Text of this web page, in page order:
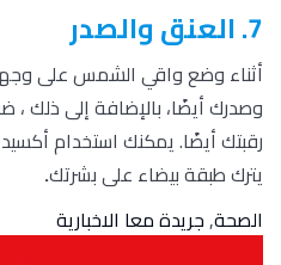
7. العنق والصدر
أثناء وضع واقي الشمس على
وصدرك أيضًا، بالإضافة إلى ذلك
رقبتك أيضًا. يمكنك استخدام
يترك طبقة بيضاء على بشرتك.
الصحة,جريدة معا الاخبارية